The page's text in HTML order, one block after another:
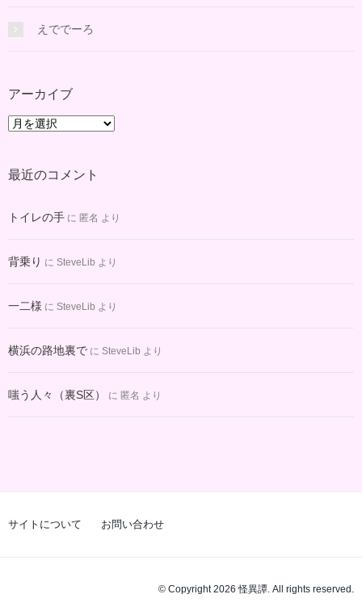
えででーろ
アーカイブ
ア
イ
最近のコメント
トイレの手 に 匿名 より
背乗り に SteveLib より
一二様 に SteveLib より
横浜の路地裏で に SteveLib より
嗤う人々（裏S区） に 匿名 より
サイトについて お問い合わせ
© Copyright 2026 怪異譚. All rights reserved.